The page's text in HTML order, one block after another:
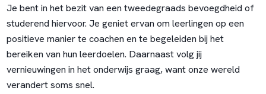
Je bent in het bezit van een tweedegraads bevoegdheid of
studerend hiervoor. Je geniet ervan om leerlingen op een
positieve manier te coachen en te begeleiden bij het
bereiken van hun leerdoelen. Daarnaast volg jij
vernieuwingen in het onderwijs graag, want onze wereld
verandert soms snel.